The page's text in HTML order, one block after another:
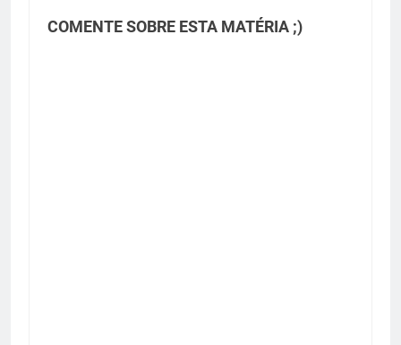
COMENTE SOBRE ESTA MATÉRIA ;)